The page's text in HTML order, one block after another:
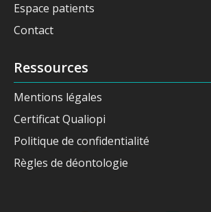
Espace patients
Contact
Ressources
Mentions légales
Certificat Qualiopi
Politique de confidentialité
Règles de déontologie